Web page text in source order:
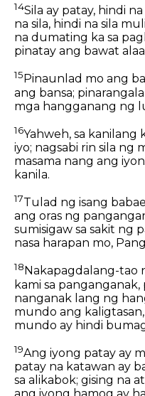
14Sila ay patay, hindi
na sila, hindi na sila
na dumating ka sa
pinatay ang bawat
15 Pinaunlad mo ang
ang bansa;
mga hangganang ng
16Yahweh, sa
iyo; nagsabi rin sila ng
masama nang ang
kanila.
17Tulad ng isang
ang oras ng
sumisigaw sa sakit ng
nasa harapan mo,
18 Nakapagdalang-tao
kami sa
nanganak lang ng
mundo ang
mundo ay hindi
19Ang iyong patay ay
patay na katawan ay
sa alikabok; gising na